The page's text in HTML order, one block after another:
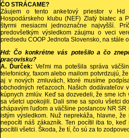
ČO STRÁCAME?
Záujem o tento anketový priestor v Hd
Hospodárskeho klubu (NEF) Zlatý biatec a
štyrmi mesiacmi jednoznačne najvyšší.
predovšetkým výsledkom záujmu o veci
predsedu COOP Jednota Slovensko, na stále
Hd: Čo konkrétne vás potešilo a čo
pracovisku?
A. Ďurček: Veľmi ma potešila správa
telefonicky, faxom alebo mailom potvrdzujú,
aj v nových zmluvách, ktoré musíme
obchodných reťazcoch. Našich dodávateľov
kúpnych zmlúv. Keď sa dozvedeli, že sme
sa všetci upokojili. Dali sme sa spolu všetci
chápavým ľuďom a väčšine poslancov NR
istým výsledkom. Nuž neprekáža, hlavne,
nepocíti náš zákazník. Ten pocítil iba to,
pocítili všetci. Škoda, že tí, čo sú za to